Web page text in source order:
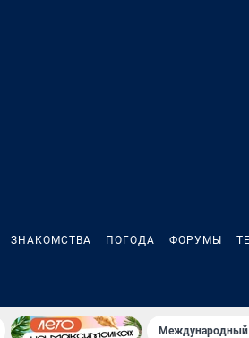
ЗНАКОМСТВА ПОГОДА ФОРУМЫ